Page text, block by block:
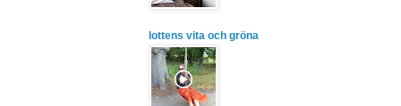
lottens vita och gröna